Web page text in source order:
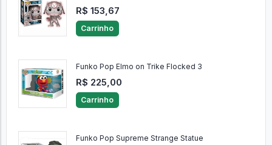
R$ 153,67
Carrinho
Funko Pop Elmo on Trike Flocked 3
R$ 225,00
Carrinho
Funko Pop Supreme Strange Statue